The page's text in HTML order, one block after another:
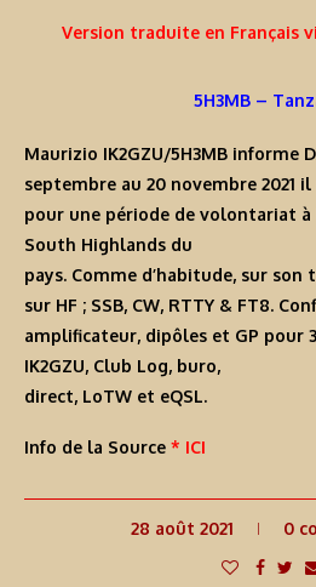
Version traduite en Français
5H3MB –
Maurizio IK2GZU/5H3MB informe
septembre au 20 novembre 2021
pour une période de volontariat à
South Highlands du
pays. Comme d’habitude, sur
sur HF ; SSB, CW, RTTY & FT8.
amplificateur, dipôles et GP pour
IK2GZU, Club Log, buro,
direct, LoTW et eQSL.
Info de la Source * ICI
28 août 2021 0